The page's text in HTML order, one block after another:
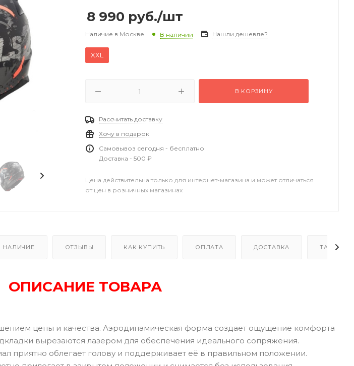
8 990 руб./шт
Наличие в Москве В наличии Нашли дешевле?
XXL
В КОРЗИНУ
Рассчитать доставку
Хочу в подарок
Самовывоз сегодня - бесплатно
Доставка - 500 ₽
Цена действительна только для интернет-магазина и может отличаться
от цен в розничных магазинах
НАЛИЧИЕ ОТЗЫВЫ КАК КУПИТЬ ОПЛАТА ДОСТАВКА ТАБЛИЦА
ОПИСАНИЕ ТОВАРА
цены и качества. Аэродинамическая форма создает ощущение комфорта
вырезаются лазером для обеспечения идеального сопряжения.
приятно облегает голову и поддерживает её в правильном положении.